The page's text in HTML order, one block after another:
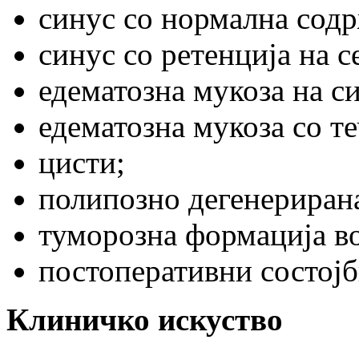
синус со нормална
синус со ретенција на
едематозна мукоза на
едематозна мукоза со
цисти;
полипозно
туморозна формација
постоперативни
Клиничко искуство